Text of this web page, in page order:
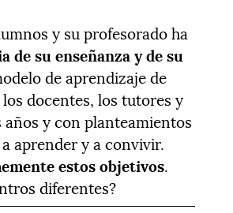
y su profesorado ha
su enseñanza y de su
de aprendizaje de
docentes, los tutores y
y con planteamientos
aprender y a convivir.
estos objetivos.
diferentes?